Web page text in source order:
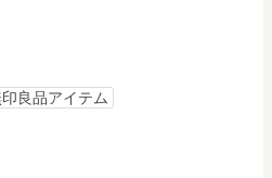
良品アイテム